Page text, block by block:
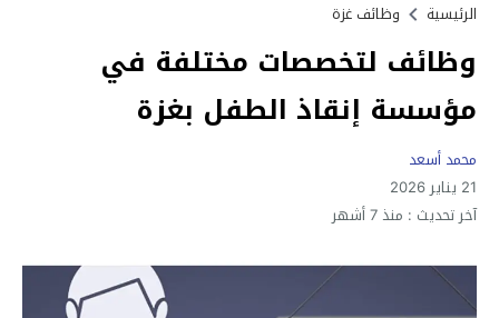
الرئيسية وظائف غزة
وظائف لتخصصات مختلفة في
مؤسسة إنقاذ الطفل بغزة
محمد أسعد
21 يناير 2026
آخر تحديث : منذ 7 أشهر